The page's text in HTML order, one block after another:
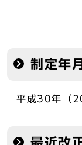
制定年
平成30年（